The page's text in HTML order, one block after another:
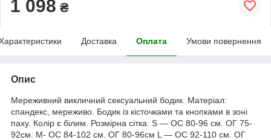
1 098 ₴
Доставка Оплата Умови повернення
Опис
Мереживний викличний сексуальний бодик. Матеріал:
спандекс, мереживо. Бодик із кісточками та кнопками в зоні
паху. Колір є білим. Розмірна сітка: S — ОС 80-96 см. ОГ 75-
92см. M- ОС 84-102 см. ОГ 80-96см L — ОС 92-110 см. ОГ